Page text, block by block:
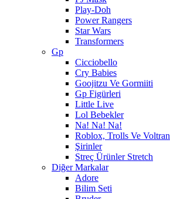
Play-Doh
Power Rangers
Star Wars
Transformers
Gp
Cicciobello
Cry Babies
Goojitzu Ve Gormiiti
Gp Figürleri
Little Live
Lol Bebekler
Na! Na! Na!
Roblox, Trolls Ve Voltran
Şirinler
Streç Ürünler Stretch
Diğer Markalar
Adore
Bilim Seti